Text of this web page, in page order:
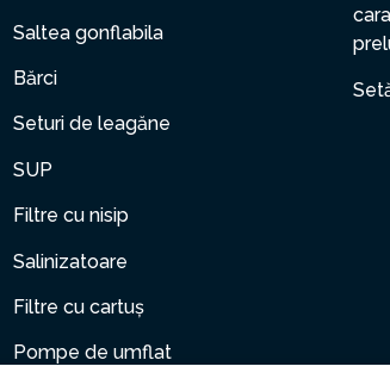
Saltea gonflabila
Bărci
Seturi de leagăne
SUP
Filtre cu nisip
Salinizatoare
Filtre cu cartuș
Pompe de umflat